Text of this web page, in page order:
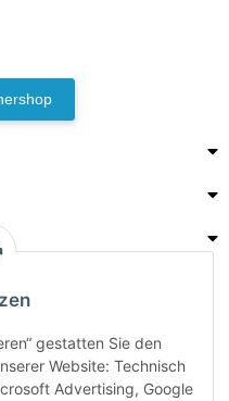
gestatten Sie den
Website: Technisch
Advertising, Google